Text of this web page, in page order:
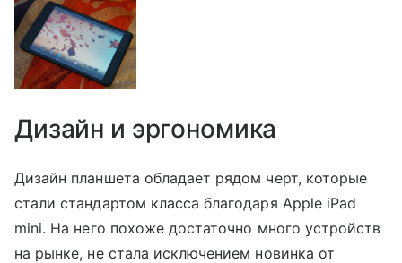
Дизайн и эргономика
Дизайн планшета обладает рядом черт, которые
стали стандартом класса благодаря Apple iPad
mini. На него похоже достаточно много устройств
на рынке, не стала исключением новинка от